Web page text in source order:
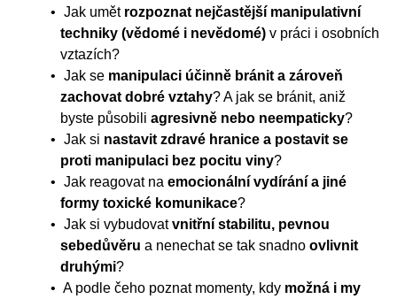
Jak umět rozpoznat nejčastější manipulativní
techniky (vědomé i nevědomé) v práci i osobních
vztazích?
Jak se manipulaci účinně bránit a zároveň
zachovat dobré vztahy? A jak se bránit, aniž
byste působili agresivně nebo neempaticky?
Jak si nastavit zdravé hranice a postavit se
proti manipulaci bez pocitu viny?
Jak reagovat na emocionální vydírání a jiné
formy toxické komunikace?
Jak si vybudovatvnitřní stabilitu, pevnou
sebedůvěru a nenechat se tak snadno ovlivnit
druhými?
A podle čeho poznat momenty, kdy možná i my